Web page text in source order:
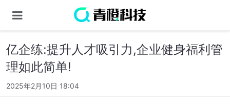
亿企练:提升人才吸引力,企业健身福利管
理如此简单!
2025年2月10日 18:04